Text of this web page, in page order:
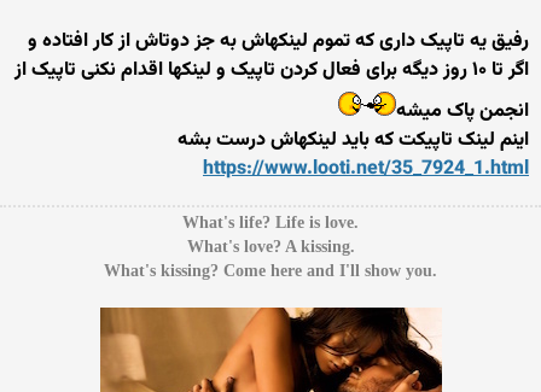
رفیق یه تاپیک داری که تموم لینکهاش به جز دوتاش از کار افتاده و
اگر تا ۱۰ روز دیگه برای فعال کردن تاپیک و لینکها اقدام نکنی تاپیک از
انجمن پاک میشه
اینم لینک تاپیکت که باید لینکهاش درست بشه
https://www.looti.net/35_7924_1.html
.What's life? Life is love
.What's love? A kissing
.What's kissing? Come here and I'll show you